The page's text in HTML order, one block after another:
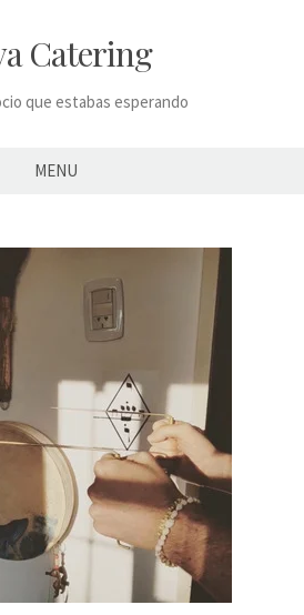
Catering
que estabas esperando
MENU